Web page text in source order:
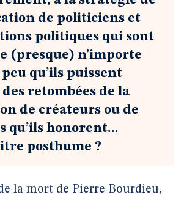
de politiciens et
politiques qui sont
(presque) n’importe
qu’ils puissent
retombées de la
de créateurs ou de
qu’ils honorent...
posthume ?
la mort de Pierre Bourdieu,